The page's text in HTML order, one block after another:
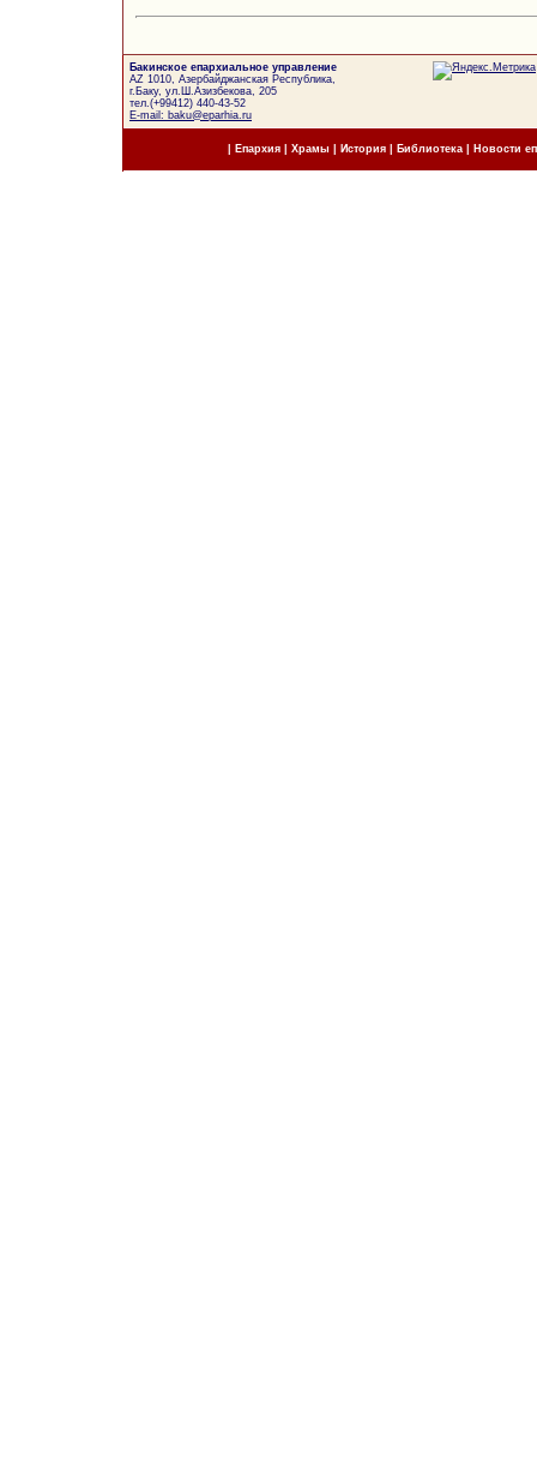
Бакинское епархиальное управление
AZ 1010, Азербайджанская Республика,
г.Баку, ул.Ш.Азизбекова, 205
тел.(+99412) 440-43-52
E-mail: baku@eparhia.ru
Епархия| Храмы История| Библиотека Новости